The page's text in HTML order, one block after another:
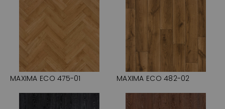
MAXIMA ECO 475-01 MAXIMA ECO 482-02